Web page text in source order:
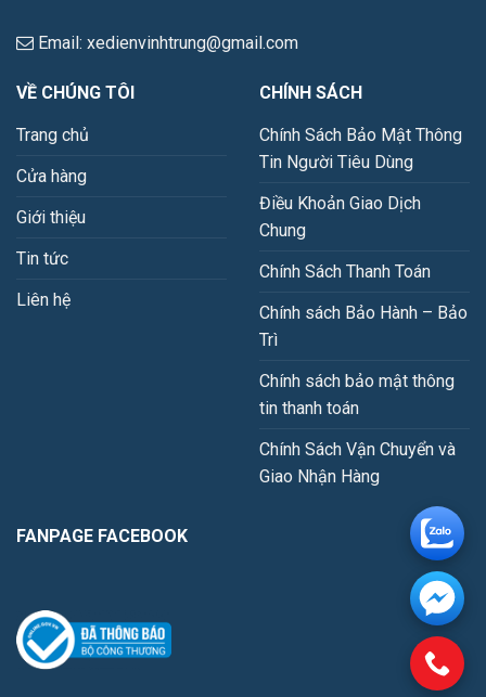
Email: xedienvinhtrung@gmail.com
VỀ CHÚNG TÔI
Trang chủ
Cửa hàng
Giới thiệu
Tin tức
Liên hệ
CHÍNH SÁCH
Chính Sách Bảo Mật Thông
Tin Người Tiêu Dùng
Điều Khoản Giao Dịch
Chung
Chính Sách Thanh Toán
Chính sách Bảo Hành – Bảo
Trì
Chính sách bảo mật thông
tin thanh toán
Chính Sách Vận Chuyển và
Giao Nhận Hàng
FANPAGE FACEBOOK